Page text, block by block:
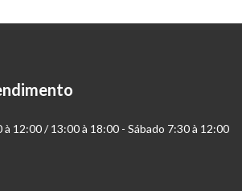
à 12:00 / 13:00 à 18:00 - Sábado 7:30 à 12:00